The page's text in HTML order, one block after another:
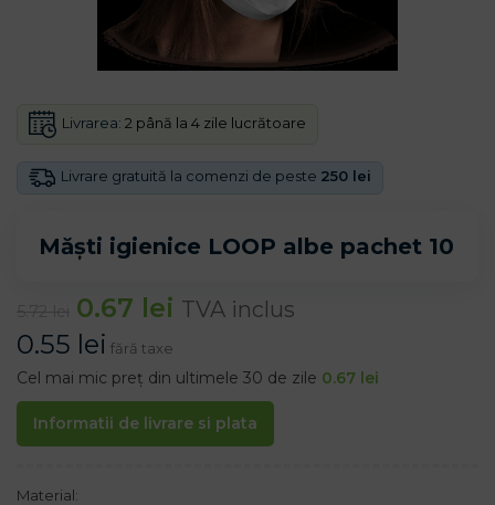
Măști igienice LOOP albe pachet 10
Livrare gratuită la comenzi de peste 250 lei
Livrarea: 2 până la 4 zile lucrătoare
0.67 lei TVA inclus
0.55 lei fără taxe
Cel mai mic preț din ultimele 30 de zile 0.67 lei
Informatii de livrare si plata
Material: